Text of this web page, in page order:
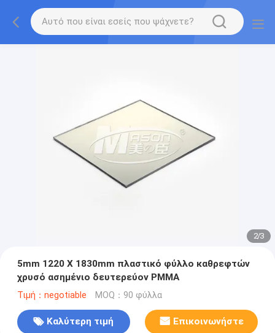
2/3
5mm 1220 X 1830mm πλαστικό φύλλο καθρεφτών
χρυσό ασημένιο δευτερεύον PMMA
Τιμή：negotiable MOQ：90 φύλλα
Καλύτερη τιμή Επικοινωνήστε